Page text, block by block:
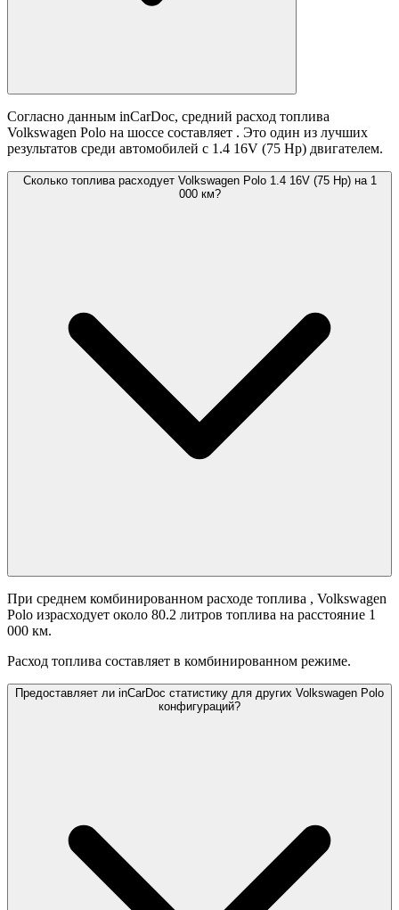
Согласно данным inCarDoc, средний расход топлива
Volkswagen Polo на шоссе составляет . Это один из лучших
результатов среди автомобилей с 1.4 16V (75 Hp) двигателем.
Сколько топлива расходует Volkswagen Polo 1.4 16V (75 Hp) на 1
000 км?
При среднем комбинированном расходе топлива , Volkswagen
Polo израсходует около 80.2 литров топлива на расстояние 1
000 км.
Расход топлива составляет в комбинированном режиме.
Предоставляет ли inCarDoc статистику для других Volkswagen Polo
конфигураций?